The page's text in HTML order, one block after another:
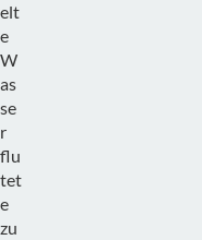
elt
e
W
as
se
r
flu
tet
e
zu